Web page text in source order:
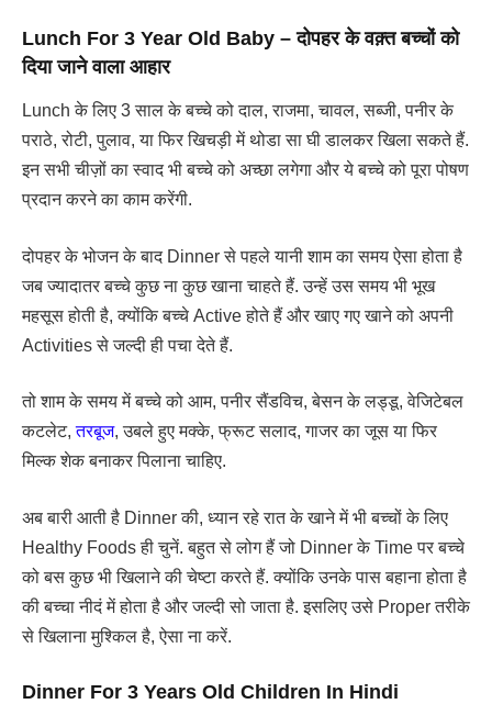
Lunch For 3 Year Old Baby – दोपहर के वक़्त बच्चों को
दिया जाने वाला आहार
Lunch के लिए 3 साल के बच्चे को दाल, राजमा, चावल, सब्जी, पनीर के
पराठे, रोटी, पुलाव, या फिर खिचड़ी में थोडा सा घी डालकर खिला सकते हैं.
इन सभी चीज़ों का स्वाद भी बच्चे को अच्छा लगेगा और ये बच्चे को पूरा पोषण
प्रदान करने का काम करेंगी.
दोपहर के भोजन के बाद Dinner से पहले यानी शाम का समय ऐसा होता है
जब ज्यादातर बच्चे कुछ ना कुछ खाना चाहते हैं. उन्हें उस समय भी भूख
महसूस होती है, क्योंकि बच्चे Active होते हैं और खाए गए खाने को अपनी
Activities से जल्दी ही पचा देते हैं.
तो शाम के समय में बच्चे को आम, पनीर सैंडविच, बेसन के लड्डू, वेजिटेबल
कटलेट,तरबूज, उबले हुए मक्के, फ्रूट सलाद, गाजर का जूस या फिर
मिल्क शेक बनाकर पिलाना चाहिए.
अब बारी आती है Dinner की, ध्यान रहे रात के खाने में भी बच्चों के लिए
Healthy Foods ही चुनें. बहुत से लोग हैं जो Dinner के Time पर बच्चे
को बस कुछ भी खिलाने की चेष्टा करते हैं. क्योंकि उनके पास बहाना होता है
की बच्चा नीदं में होता है और जल्दी सो जाता है. इसलिए उसे Proper तरीके
से खिलाना मुश्किल है, ऐसा ना करें.
Dinner For 3 Years Old Children In Hindi